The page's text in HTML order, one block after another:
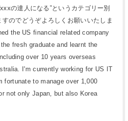
の達人になる”というカテゴリー別
のでどうぞよろしくお願いいたしま
the US financial related company
fresh graduate and learnt the
over 10 years overseas
I'm currently working for US IT
fortunate to manage over 1,000
not only Japan, but also Korea